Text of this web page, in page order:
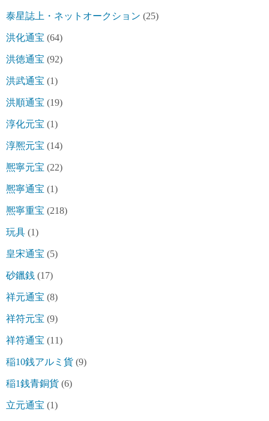
泰星誌上・ネットオークション (25)
洪化通宝 (64)
洪徳通宝 (92)
洪武通宝 (1)
洪順通宝 (19)
淳化元宝 (1)
淳熈元宝 (14)
熈寧元宝 (22)
熈寧通宝 (1)
熈寧重宝 (218)
玩具 (1)
皇宋通宝 (5)
砂鑞銭 (17)
祥元通宝 (8)
祥符元宝 (9)
祥符通宝 (11)
稲10銭アルミ貨 (9)
稲1銭青銅貨 (6)
立元通宝 (1)